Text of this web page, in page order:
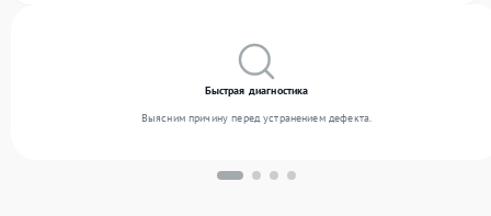
Быстрая диагностика
Выясним причину перед устранением дефекта.